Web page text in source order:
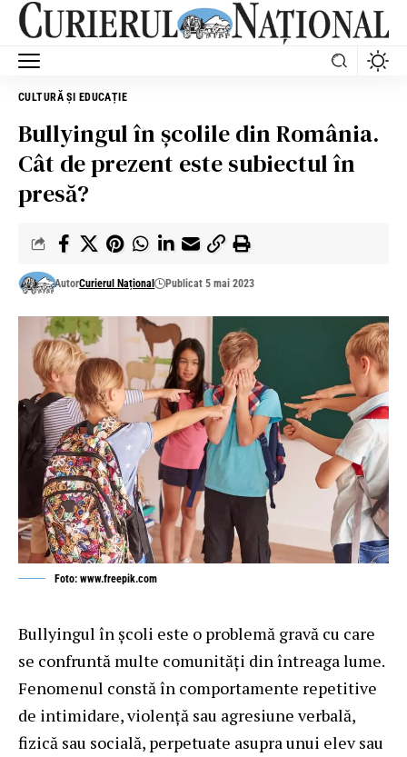
CULTURĂ ȘI EDUCAȚIE
Bullyingul în școlile din România.
Cât de prezent este subiectul în
presă?
AutorCurierul Național Publicat 5 mai 2023
Foto: www.freepik.com
Bullyingul în școli este o problemă gravă cu care
se confruntă multe comunități din întreaga lume.
Fenomenul constă în comportamente repetitive
de intimidare, violență sau agresiune verbală,
fizică sau socială, perpetuate asupra unui elev sau